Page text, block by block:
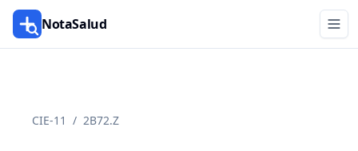
NotaSalud
CIE-11 / 2B72.Z